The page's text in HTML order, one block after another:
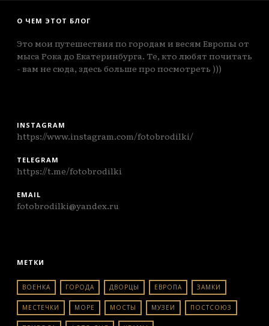
О ЧЕМ ЭТОТ БЛОГ
Это мои путешествия по городам и весям Европы от
мыса Рока до Екатеринбурга. Те, кто любят почитать
- вам не сюда, здесь больше про посмотреть )))
INSTAGRAM
https://www.instagram.com/fotobrodilki/
TELEGRAM
https://t.me/fotobrodilki
EMAIL
fotobrodilki@yandex.ru
МЕТКИ
ВОЕНКА ГОРОДА ДВОРЦЫ ЕВРОПА ЗАМКИ
МЕСТЕЧКИ МОРЕ МОСТЫ МУЗЕИ ПОСТСОЮЗ